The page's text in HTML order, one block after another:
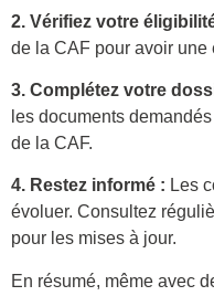
2. Vérifiez votre
de la CAF pour avoir une
3. Complétez votre
les documents
de la CAF.
4. Restez informé : Les
évoluer. Consultez
pour les mises à jour.
En résumé, même avec